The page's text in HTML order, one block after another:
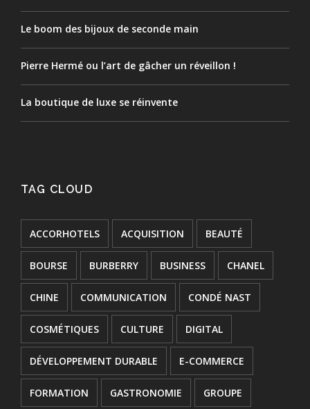
Le boom des bijoux de seconde main
Pierre Hermé ou l’art de gâcher un réveillon !
La boutique de luxe se réinvente
TAG CLOUD
ACCORHOTELS ACQUISITION BEAUTÉ
BOURSE BURBERRY BUSINESS CHANEL
CHINE COMMUNICATION CONDÉ NAST
COSMÉTIQUES CULTURE DIGITAL
DÉVELOPPEMENT DURABLE E-COMMERCE
FORMATION GASTRONOMIE GROUPE